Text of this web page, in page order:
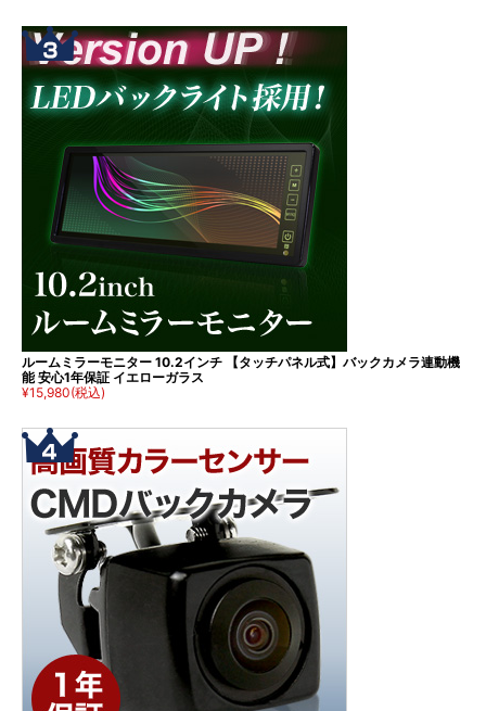
ルームミラーモニター 10.2インチ 【タッチパネル式】バックカメラ連動機
能 安心1年保証 イエローガラス
¥15,980(税込)